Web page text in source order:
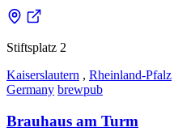
Stiftsplatz 2
Kaiserslautern , Rheinland-Pfalz
Germany brewpub
Brauhaus am Turm